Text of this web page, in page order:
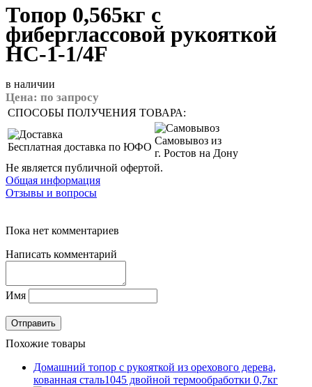
Топор 0,565кг с
фиберглассовой рукояткой
HC-1-1/4F
в наличии
Цена: по запросу
СПОСОБЫ ПОЛУЧЕНИЯ ТОВАРА:
Бесплатная доставка по ЮФО
Самовывоз из
г. Ростов на Дону
Не является публичной офертой.
Общая информация
Отзывы и вопросы
Пока нет комментариев
Написать комментарий
Имя
Похожие товары
Домашний топор с рукояткой из орехового дерева,
кованная сталь1045 двойной термообработки 0,7кг